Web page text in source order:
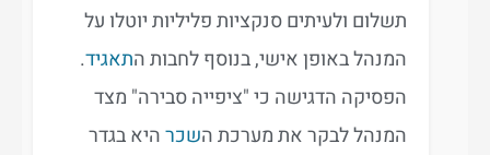
תשלום ולעיתים סנקציות פליליות יוטלו על
המנהל באופן אישי, בנוסף לחבות התאגיד.
הפסיקה הדגישה כי "ציפייה סבירה" מצד
המנהל לבקר את מערכת השכרהיא בגדר